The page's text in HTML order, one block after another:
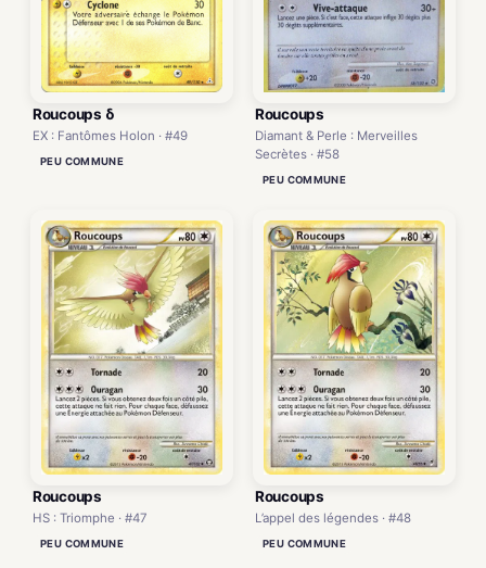
Roucoups δ
EX : Fantômes Holon · #49
PEU COMMUNE
Roucoups
Diamant & Perle : Merveilles
Secrètes · #58
PEU COMMUNE
Roucoups
HS : Triomphe · #47
PEU COMMUNE
Roucoups
L’appel des légendes · #48
PEU COMMUNE